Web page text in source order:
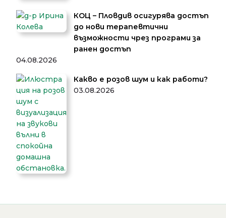
КОЦ – Пловдив осигурява достъп
до нови терапевтични
възможности чрез програми за
ранен достъп
04.08.2026
Какво е розов шум и как работи?
03.08.2026